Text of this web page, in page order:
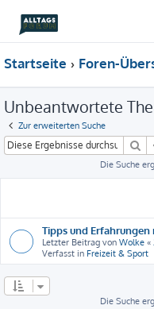
Startseite Foren-
Unbeantwortete
Zur erweiterten Suche
Die Suche
Tipps und
Letzter Beitrag von Wolke «
Verfasst in Freizeit & Sport
Die Suche